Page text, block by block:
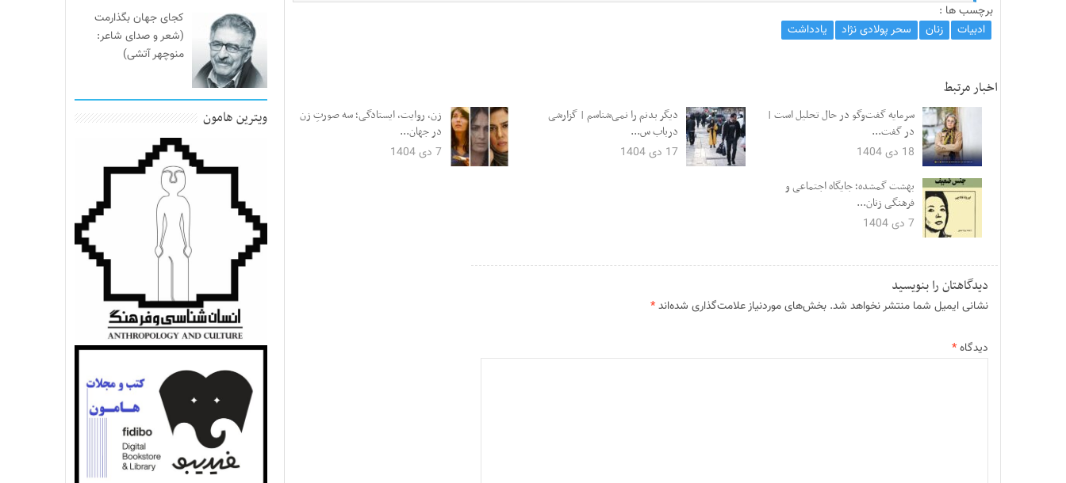
برچسب ها :
ادبیات
زنان سحر پولادی نژاد یادداشت
اخبار مرتبط
سرمایه گفت‌وگو در حال تحلیل است |
در گفت...
18 دی 1404
دیگر‌ بدنم را نمی‌شناسم | گزارشی
درباب س...
17 دی 1404
زن، روایت، ایستادگی؛ سه صورتِ زن
در جهان...
7 دی 1404
بهشت گمشده؛ جایگاه اجتماعی و
فرهنگی زنان...
7 دی 1404
دیدگاهتان را بنویسید
نشانی ایمیل شما منتشر نخواهد شد. بخش‌های موردنیاز علامت‌گذاری شده‌اند*
دیدگاه*
کجای جهان بگذارمت
(شعر و صدای شاعر:
منوچهر آتشی)
ویترین هامون